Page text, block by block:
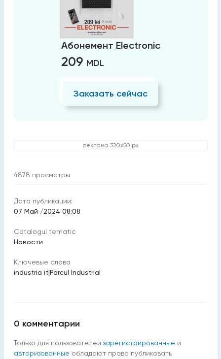
Абонемент Electronic
209 MDL
Заказать сейчас
реклама 320x50 px
4878 просмотры
Дата публикации:
07 Май /2024 08:08
Catalogul tematic
Новости
Ключевые слова
industria it|Parcul Industrial
0 комментарии
Только для пользователей зарегистрированные и
авторизованные обладают право публиковать